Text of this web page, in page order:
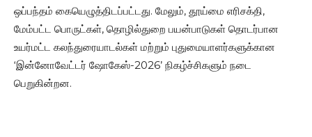
ஒப்பந்தம் கையெழுத்திடப்பட்டது. மேலும், தூய்மை எரிசக்தி,
மேம்பட்ட பொருட்கள், தொழில்துறை பயன்பாடுகள் தொடர்பான
உயர்மட்ட கலந்துரையாடல்கள் மற்றும் புதுமையாளர்களுக்கான
‘இன்னோவேட்டர் ஷோகேஸ்-2026’ நிகழ்ச்சிகளும் நடை
பெறுகின்றன.